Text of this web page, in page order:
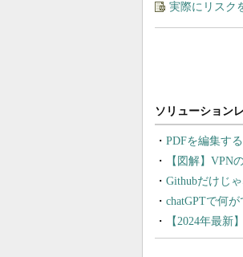
実際にリスク
PDFを編集す
【図解】VPN
Githubだけじ
chatGPTで何
【2024年最